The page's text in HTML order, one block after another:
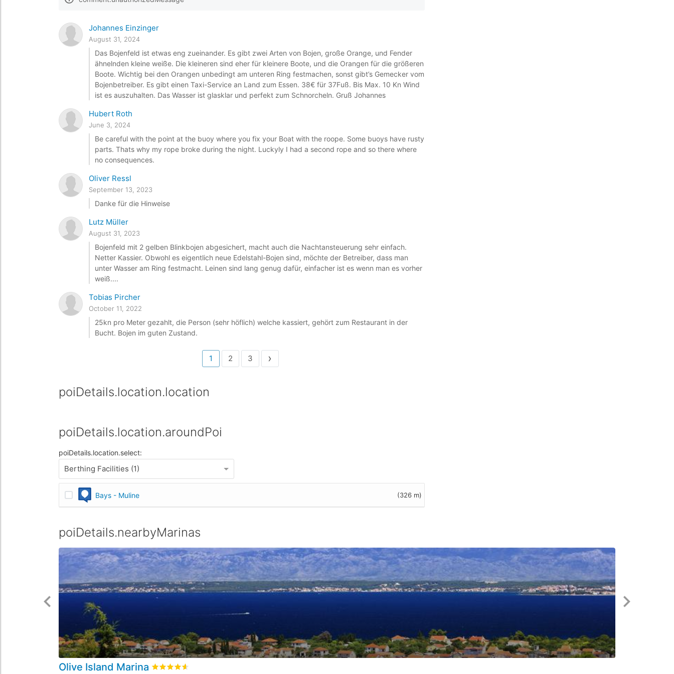
Johannes Einzinger
August 31, 2024
Das Bojenfeld ist etwas eng zueinander. Es gibt zwei Arten von Bojen, große Orange, und Fender
ähnelnden kleine weiße. Die kleineren sind eher für kleinere Boote, und die Orangen für die größeren
Boote. Wichtig bei den Orangen unbedingt am unteren Ring festmachen, sonst gibt’s Gemecker vom
Bojenbetreiber. Es gibt einen Taxi-Service an Land zum Essen. 38€ für 37Fuß. Bis Max. 10 Kn Wind
ist es auszuhalten. Das Wasser ist glasklar und perfekt zum Schnorcheln. Gruß Johannes
Hubert Roth
June 3, 2024
Be careful with the point at the buoy where you fix your Boat with the roope. Some buoys have rusty
parts. Thats why my rope broke during the night. Luckyly I had a second rope and so there where
no consequences.
Oliver Ressl
September 13, 2023
Danke für die Hinweise
Lutz Müller
August 31, 2023
Bojenfeld mit 2 gelben Blinkbojen abgesichert, macht auch die Nachtansteuerung sehr einfach.
Netter Kassier. Obwohl es eigentlich neue Edelstahl-Bojen sind, möchte der Betreiber, dass man
unter Wasser am Ring festmacht. Leinen sind lang genug dafür, einfacher ist es wenn man es vorher
weiß....
Tobias Pircher
October 11, 2022
25kn pro Meter gezahlt, die Person (sehr höflich) welche kassiert, gehört zum Restaurant in der
Bucht. Bojen im guten Zustand.
1 2 3 ›
poiDetails.location.location
poiDetails.location.aroundPoi
poiDetails.location.select:
Berthing Facilities (1)
Bays - Muline (326 m)
poiDetails.nearbyMarinas
Olive Island Marina rating.rated